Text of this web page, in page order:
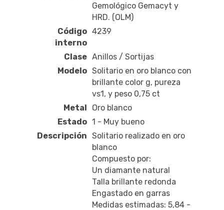
Gemológico Gemacyt y
HRD. (OLM)
Código
interno
4239
Clase Anillos / Sortijas
Modelo Solitario en oro blanco con
brillante color g, pureza
vs1, y peso 0,75 ct
Metal
Oro blanco
Estado 1 - Muy bueno
Descripción Solitario realizado en oro
blanco
Compuesto por:
Un diamante natural
Talla brillante redonda
Engastado en garras
Medidas estimadas: 5,84 -